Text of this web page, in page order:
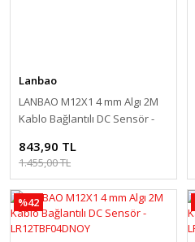
Lanbao
LANBAO M12X1 4 mm Algı 2M
Kablo Bağlantılı DC Sensör -
843,90 TL
1.455,00 TL
%42